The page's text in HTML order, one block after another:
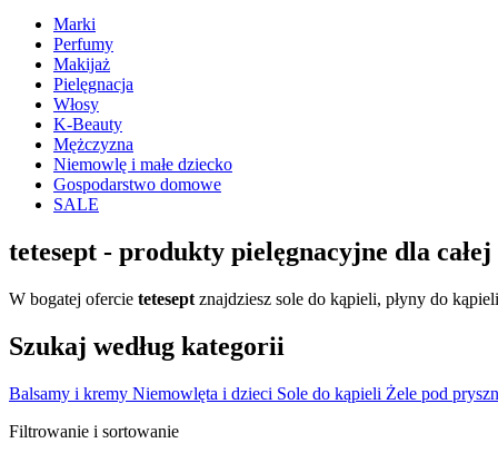
Marki
Perfumy
Makijaż
Pielęgnacja
Włosy
K-Beauty
Mężczyzna
Niemowlę i małe dziecko
Gospodarstwo domowe
SALE
tetesept - produkty pielęgnacyjne dla
W bogatej ofercie tetesept znajdziesz sole do kąpieli, płyny do
Szukaj według kategorii
Balsamy i kremy Niemowlęta i dzieci Sole do kąpieli Żele pod
Filtrowanie i sortowanie